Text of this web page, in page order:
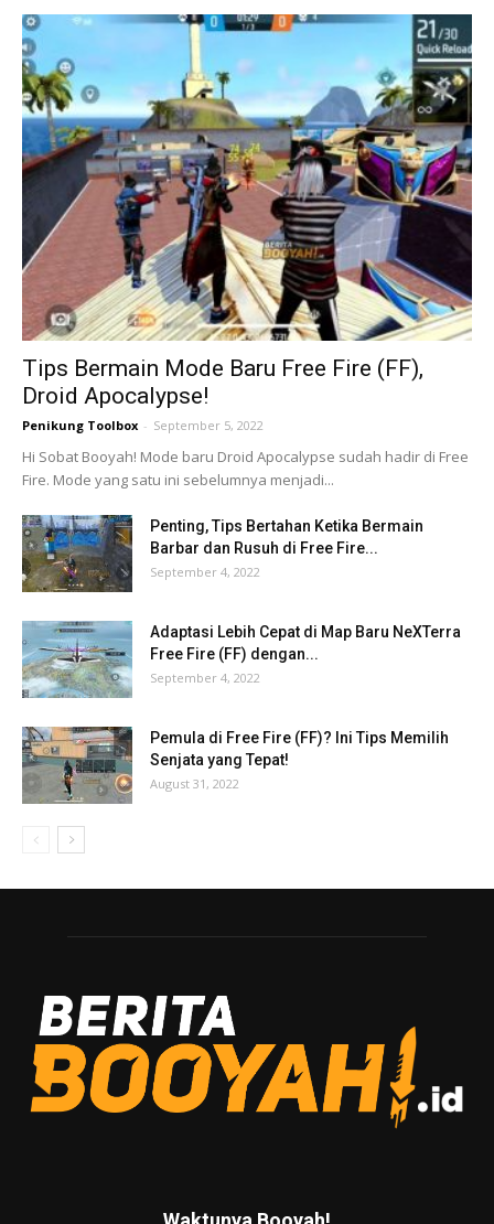
Tips Bermain Mode Baru Free Fire (FF),
Droid Apocalypse!
Penikung Toolbox - September 5, 2022
Hi Sobat Booyah! Mode baru Droid Apocalypse sudah hadir di Free
Fire. Mode yang satu ini sebelumnya menjadi...
Penting, Tips Bertahan Ketika Bermain
Barbar dan Rusuh di Free Fire...
September 4, 2022
Adaptasi Lebih Cepat di Map Baru NeXTerra
Free Fire (FF) dengan...
September 4, 2022
Pemula di Free Fire (FF)? Ini Tips Memilih
Senjata yang Tepat!
August 31, 2022